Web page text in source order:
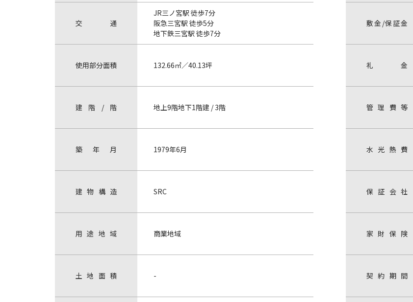
敷金 /保 証金
礼 金
管 理 費 等
水 光 熱 費
交 通
JR三ノ宮駅 徒歩7分
阪急三宮駅 徒歩5分
地下鉄三宮駅 徒歩7分
使用部分面積 132.66㎡／40.13坪
建 階 / 階 地上9階地下1階建 / 3階
築 年 月 1979年6月
建 物 構 造 SRC
用 途 地 域 商業地域
土 地 面 積 -
保 証 会 社
家 財 保 険
契 約 期 間